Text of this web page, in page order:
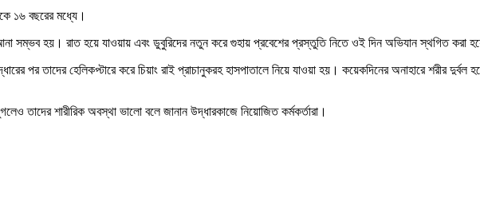
১৬ বছরের মধ্যে।
সম্ভব হয়। রাত হয়ে যাওয়ায় এবং ডুবুরিদের নতুন করে গুহায় প্রবেশের প্রস্তুতি নিতে ওই দিন অভিযান স্থগিত করা
পর তাদের হেলিকপ্টারে করে চিয়াং রাই প্রাচানুকরহ হাসপাতালে নিয়ে যাওয়া হয়। কয়েকদিনের অনাহারে শরীর
তাদের শারীরিক অবস্থা ভালো বলে জানান উদ্ধারকাজে নিয়োজিত কর্মকর্তারা।